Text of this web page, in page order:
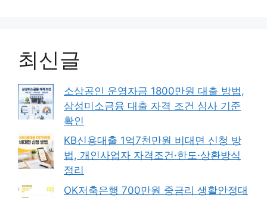
최신글
소상공인 운영자금 1800만원 대출 방법,
삼성미소금융 대출 자격 조건 심사 기준
확인
KB신용대출 1억7천만원 비대면 신청 방
법, 개인사업자 자격조건·한도·상환방식
정리
OK저축은행 700만원 중금리 생활안정대